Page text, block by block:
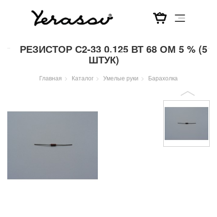
РЕЗИСТОР С2-33 0,125 ВТ 68 ОМ 5 % (5
ШТУК)
Главная Каталог Умелые руки Барахолка